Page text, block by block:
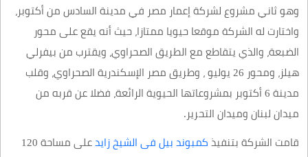
وهو ثاني مشروع لشركة إعمار مصر في مدينة السادس من أكتوبر،
واختارت له الشركة موقعا حيويا ممتازا، حيث أنه يقع على محور
الضبعة، والذي يتقاطع مع الطريق الصحراوي، ويقترب من بيفرلي
هيلز، ومحور 26 يوليو ، وطريق مصر الإسكندرية الصحراوي، وقلب
مدينة 6 أكتوبر بمشروعاتها الحيوية الرائعة، فضلا عن قربه من
ميدان لبنان وميدان التحرير.
قامت الشركة بتنفيذ كمبوند بيل فى الشيخ زايد
على مساحة 120